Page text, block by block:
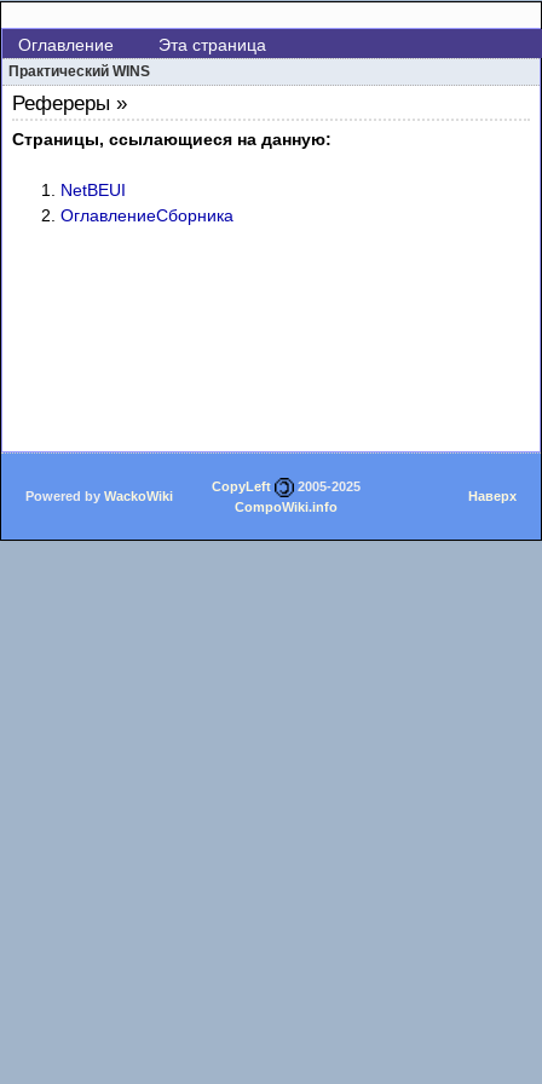
Оглавление Эта страница
Практический WINS
Рефереры »
Страницы, ссылающиеся на данную:
NetBEUI
ОглавлениеСборника
Powered by WackoWiki
CopyLeft
2005-2025
CompoWiki.info
Наверх